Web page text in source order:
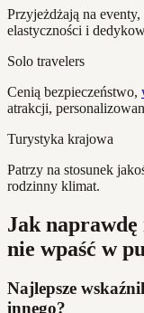
Przyjeżdżają na
elastyczności i
Solo travelers
Cenią bezpieczeństwo,
atrakcji,
Turystyka krajowa
Patrzy na stosunek
rodzinny klimat.
Jak
nie wpaść w
Najlepsze
innego?